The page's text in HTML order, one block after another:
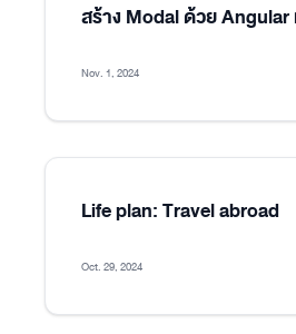
สร้าง Modal ด้วย Angular
Nov. 1, 2024
Life plan: Travel abroad
Oct. 29, 2024